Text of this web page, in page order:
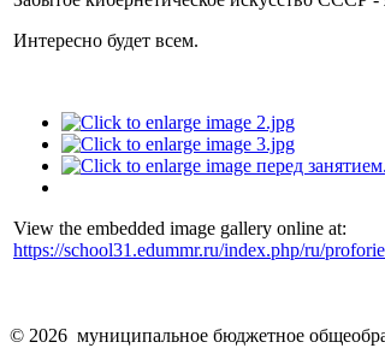
Интересно будет всем.
View the embedded image gallery online at:
https://school31.edummr.ru/index.php/ru/
© 2026 муниципальное бюджетное